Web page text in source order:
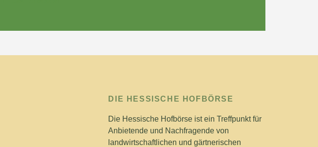
DIE HESSISCHE HOFBÖRSE
Die Hessische Hofbörse ist ein Treffpunkt für
Anbietende und Nachfragende von
landwirtschaftlichen und gärtnerischen